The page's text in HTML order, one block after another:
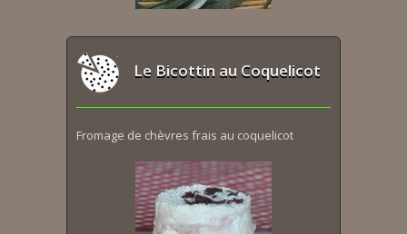
Le Bicottin au Coquelicot
Fromage de chèvres frais au coquelicot